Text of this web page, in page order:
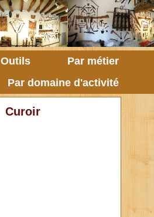
Outils
Par métier
Par domaine d'activité
Curoir